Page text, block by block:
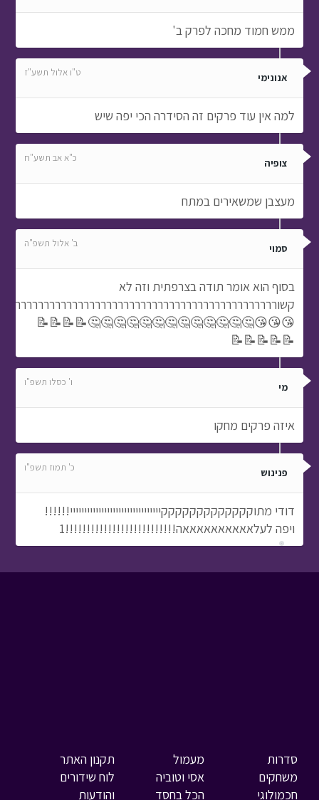
ממש חמוד מחכה לפרק ב'
אנונימי ט"ו אלול תשע"ז
למה אין עוד פרקים זה הסידרה הכי יפה שיש
צופיה כ"א אב תשע"ח
מעצבן שמשאירים במתח
סמוי ב' אלול תשפ"ה
בסוף הוא אומר תודה בצרפתית וזה לא
😘😘😘🤔🤔🤔🤔🤔🤔🤔🤔🤔🤔🤔🤔🤔📝📝📝📝
📝📝📝📝📝
מי ו' כסלו תשפ"ו
איזה פרקים מחקו
פנינוש כ' תמוז תשפ"ו
דודי מתוקקקקקקקקקקקקקיייייייייייייייייייייייייייייייי!!!!!!
ויפה לעלאאאאאאאאאאה!!!!!!!!!!!!!!!!!!!!!!!!!!1
סדרות
משחקים
חכמולוגי
מעמול
אסי וטוביה
הכל בחסד
תקנון האתר
לוח שידורים
והודעות